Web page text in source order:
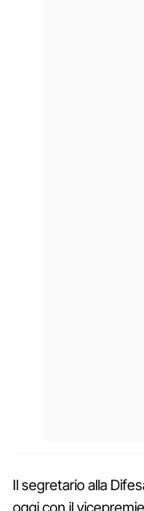
Il segretario alla
oggi con il